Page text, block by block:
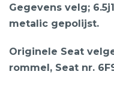
Gegevens velg;
metalic gepolijst.
Originele Seat
rommel, Seat nr.